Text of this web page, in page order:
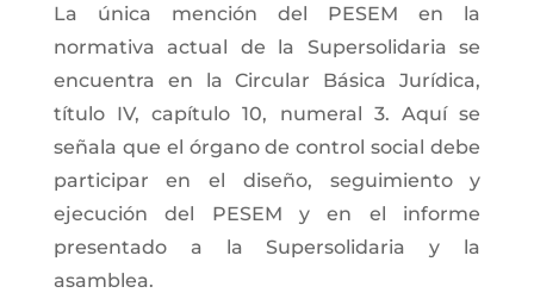
La única mención del PESEM en la
normativa actual de la Supersolidaria se
encuentra en la Circular Básica Jurídica,
título IV, capítulo 10, numeral 3. Aquí se
señala que el órgano de control social debe
participar en el diseño, seguimiento y
ejecución del PESEM y en el informe
presentado a la Supersolidaria y la
asamblea.